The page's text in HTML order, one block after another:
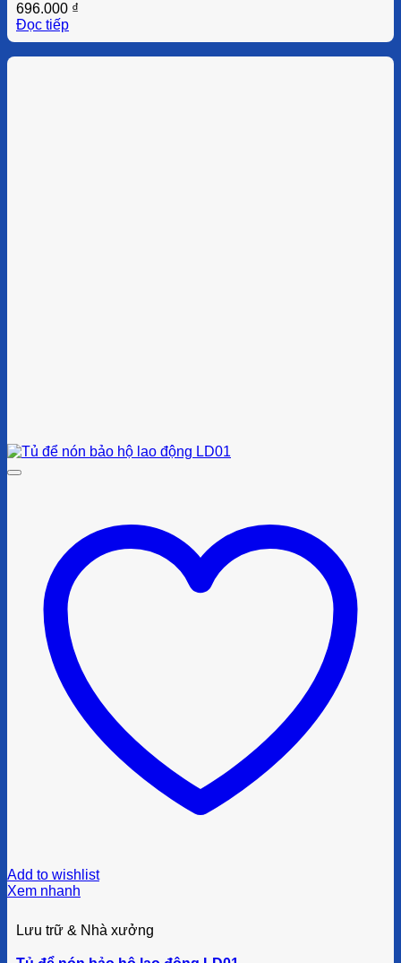
696.000 ₫
Đọc tiếp
Add to wishlist
Xem nhanh
Lưu trữ & Nhà xưởng